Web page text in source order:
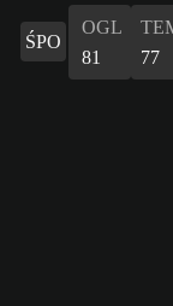
ŚPO
OGL
81
77